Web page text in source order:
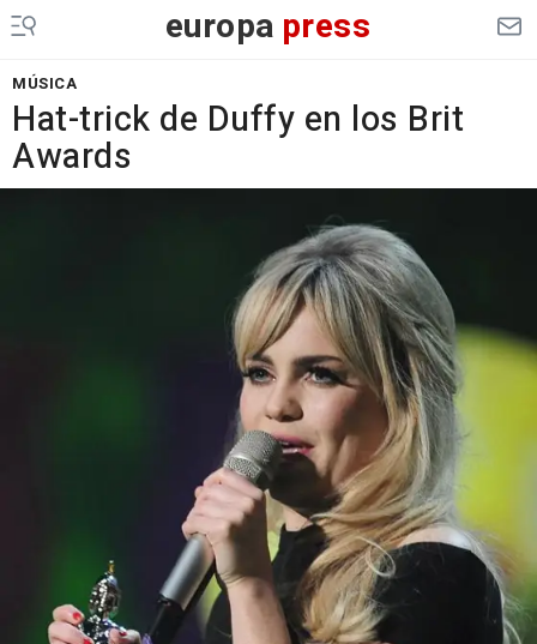
europa press
MÚSICA
Hat-trick de Duffy en los Brit
Awards